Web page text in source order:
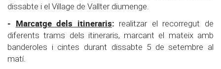
dissabte i el Village de Vallter diumenge.
- Marcatge dels itineraris: realitzar el recorregut de
diferents trams dels itineraris, marcant el mateix amb
banderoles i cintes durant dissabte 5 de setembre al
matí.